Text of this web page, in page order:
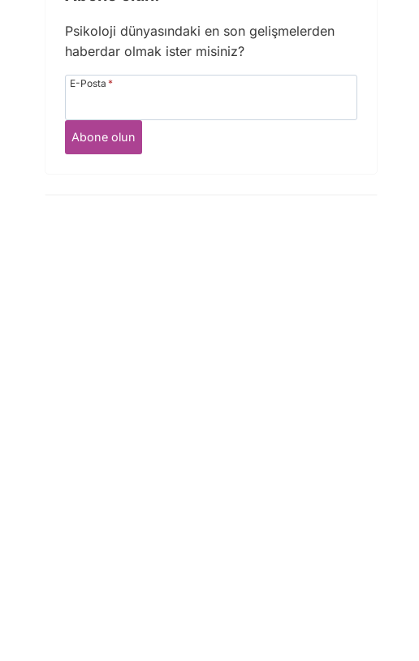
Psikoloji dünyasındaki en son gelişmelerden
haberdar olmak ister misiniz?
E-Posta *
Abone olun